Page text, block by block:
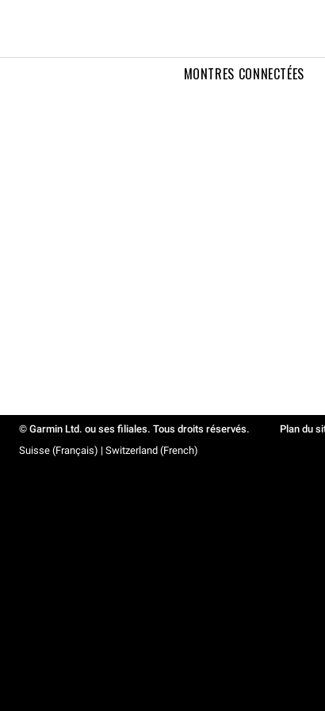
MONTRES CONNECTÉES
© Garmin Ltd. ou ses filiales. Tous droits réservés. Plan du
Suisse (Français) | Switzerland (French)